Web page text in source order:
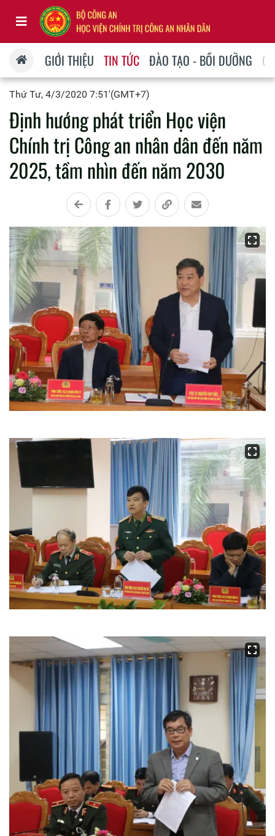
GIỚI THIỆU TIN TỨC ĐÀO TẠO - BỒI DƯỠNG
Thứ Tư, 4/3/2020 7:51'(GMT+7)
Định hướng phát triển Học viện
Chính trị Công an nhân dân đến năm
2025, tầm nhìn đến năm 2030